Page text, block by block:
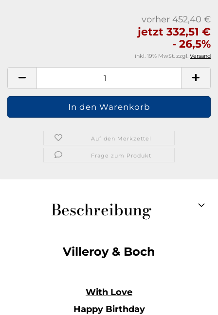
vorher 452,40 €
jetzt 332,51 €
- 26,5%
inkl. 19% MwSt. zzgl. Versand
Auf den Merkzettel
Frage zum Produkt
Beschreibung
Villeroy & Boch
With Love
Happy Birthday